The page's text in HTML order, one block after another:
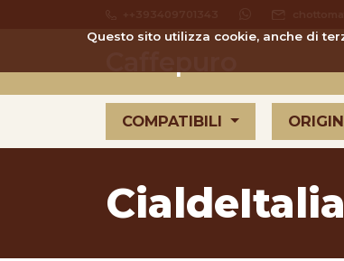
COMPATIBILI
CialdeItalia
Questo sito utilizza cookie, anche di